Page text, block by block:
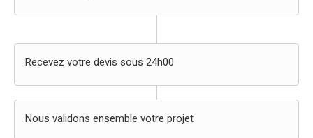
Recevez votre devis sous 24h00
Nous validons ensemble votre projet